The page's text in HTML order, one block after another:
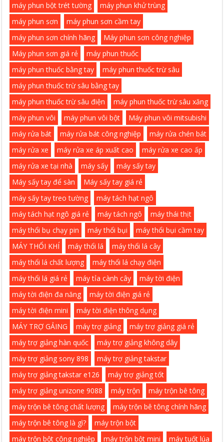
máy phun bột trét tường
máy phun khử trùng
máy phun sơn
máy phun sơn cầm tay
máy phun sơn chính hãng
Máy phun sơn công nghiệp
Máy phun sơn giá rẻ
máy phun thuốc
máy phun thuốc bằng tay
máy phun thuốc trừ sâu
máy phun thuốc trừ sâu bằng tay
máy phun thuốc trừ sâu điện
máy phun thuốc trừ sâu xăng
máy phun vôi
máy phun vôi bột
Máy phun vôi mitsubishi
máy rửa bát
máy rửa bát công nghiệp
máy rửa chén bát
máy rửa xe
máy rửa xe áp xuất cao
máy rửa xe cao ấp
máy rửa xe tại nhà
máy sấy
máy sấy tay
Máy sấy tay để sàn
Máy sấy tay giá rẻ
máy sấy tay treo tường
máy tách hạt ngô
máy tách hạt ngô giá rẻ
máy tách ngô
máy thái thịt
máy thổi bụ chạy pin
máy thổi bụi
máy thổi bụi cầm tay
MÁY THỔI KHÍ
máy thổi lá
máy thổi lá cây
máy thổi lá chất lượng
máy thổi lá chạy điện
máy thổi lá giá rẻ
máy tỉa cành cây
máy tời điện
máy tời điện đa năng
máy tời điện giá rẻ
máy tời điện mini
máy tời điện thông dụng
MÁY TRỢ GẢING
máy trợ giảng
máy trợ giảng giá rẻ
máy trợ giảng hàn quốc
máy trợ giảng không dây
máy trợ giảng sony 898
máy trợ giảng takstar
máy trợ giảng takstar e126
máy trợ giảng tốt
máy trợ giảng unizone 9088
máy trộn
máy trộn bê tông
máy trộn bê tông chất lượng
máy trộn bê tông chính hãng
máy trộn bê tông là gì?
máy trộn bột
máy trộn bột công nghiệp
máy trộn bột mini
máy tuốt lúa